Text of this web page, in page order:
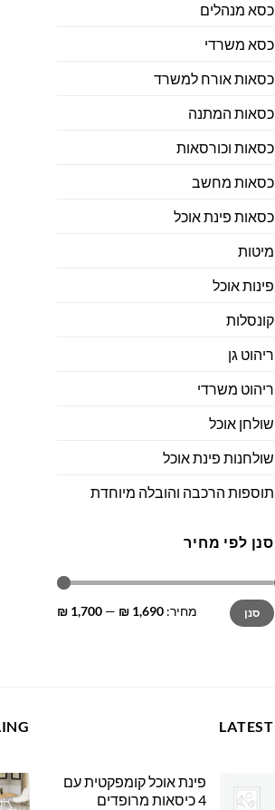
כסא מנהלים
כסא משרדי
כסאות אורח למשרד
כסאות המתנה
כסאות וכורסאות
כסאות מחשב
כסאות פינת אוכל
מיטות
פינות אוכל
קונסלות
ריהוט גן
ריהוט משרדי
שולחן אוכל
שולחנות פינת אוכל
תוספות הרכבה והובלה מיוחדת
סנן לפי מחיר
מחיר
מינימלי
מחיר
מקסימלי
סנן מחיר: 1,690 ₪
—
1,700 ₪
LATEST
פינת אוכל קומפקטית עם
4 כיסאות מרופדים